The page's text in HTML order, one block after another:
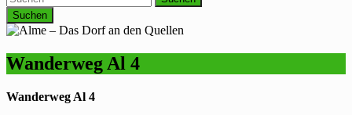
Wanderweg Al 4
Wanderweg Al 4